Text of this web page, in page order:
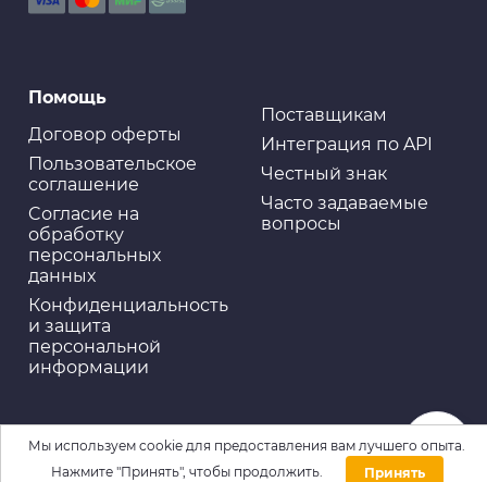
Помощь
Договор оферты
Пользовательское
соглашение
Cогласие на
обработку
персональных
данных
Конфиденциальность
и защита
персональной
информации
Поставщикам
Интеграция по API
Честный знак
Часто задаваемые
вопросы
Домой Каталог Войти
Мы используем cookie для предоставления вам лучшего опыта.
Нажмите "Принять", чтобы продолжить.
Принять